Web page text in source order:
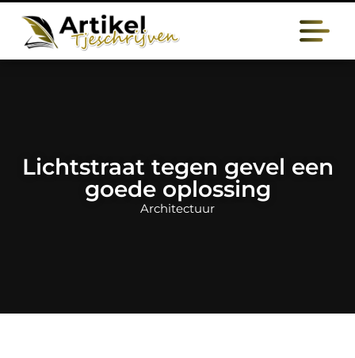
Lichtstraat tegen gevel een
goede oplossing
Architectuur